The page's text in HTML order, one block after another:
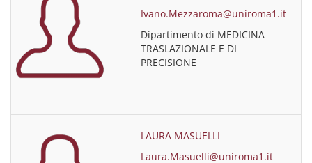
Ivano.Mezzaroma@uniroma1.it
Dipartimento di MEDICINA
TRASLAZIONALE E DI
PRECISIONE
LAURA MASUELLI
Laura.Masuelli@uniroma1.it